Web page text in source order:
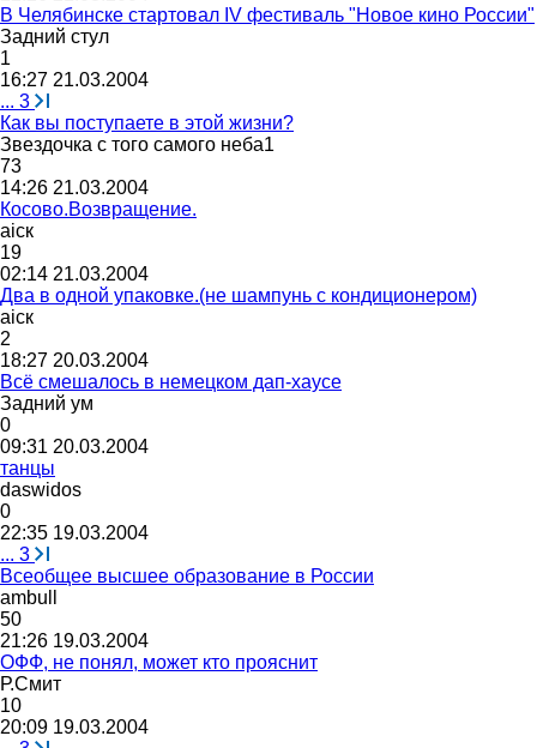
В Челябинске стартовал IV фестиваль "Новое кино России"
Задний стул
1
16:27 21.03.2004
... 3
Как вы поступаете в этой жизни?
Звездочка с того самого неба1
73
14:26 21.03.2004
Косово.Возвращение.
аiск
19
02:14 21.03.2004
Два в одной упаковке.(не шампунь с кондиционером)
аiск
2
18:27 20.03.2004
Всё смешалось в немецком дап-хаусе
Задний ум
0
09:31 20.03.2004
танцы
daswidos
0
22:35 19.03.2004
... 3
Всеобщее высшее образование в России
ambull
50
21:26 19.03.2004
ОФФ, не понял, может кто прояснит
Р.Смит
10
20:09 19.03.2004